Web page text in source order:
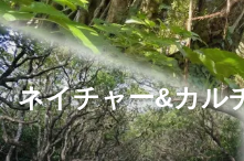
人気ランキング
おすすめ
ネイチャー&カル